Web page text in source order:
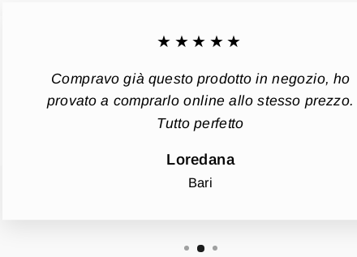
★★★★★
Compravo già questo prodotto in negozio, ho
provato a comprarlo online allo stesso prezzo.
Tutto perfetto
Loredana
Bari